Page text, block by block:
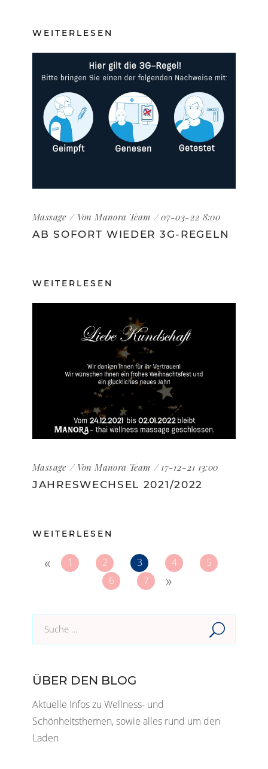
WEITERLESEN
Massage Von Manora Team
07-03-22 8:00
AB SOFORT WIEDER 3G-REGELN
WEITERLESEN
Massage Von Manora Team
17-12-21 13:00
JAHRESWECHSEL 2021/2022
WEITERLESEN
« 1 2 3 4
5
6
7 »
Suche
ÜBER DEN BLOG
Aktuelle Infos zu Wellness- und
Schönheitsthemen, sowie alles rund um den
Laden